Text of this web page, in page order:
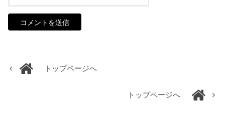
トップページへ
トップページへ